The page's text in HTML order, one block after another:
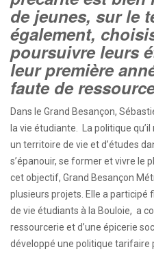
de jeunes, sur le
également,
poursuivre leurs
leur première
faute de
Dans le Grand Besançon,
la vie étudiante. La politique
un territoire de vie et d’études
s’épanouir, se former et vivre le
cet objectif, Grand Besançon
plusieurs projets. Elle a participé
de vie étudiants à la Bouloie, a
ressourcerie et d’une épicerie
développé une politique